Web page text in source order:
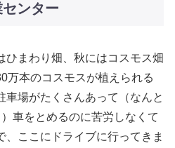
ンター
ひまわり畑、秋にはコスモス畑
万本のコスモスが植えられる
車場がたくさんあって（なんと
車をとめるのに苦労しなくて
、ここにドライブに行ってきま